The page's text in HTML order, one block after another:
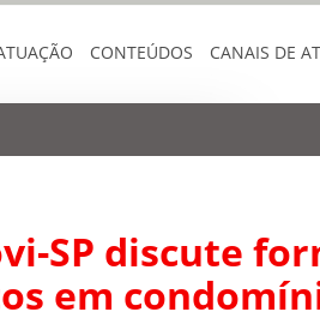
CONTEÚDOS CANAIS DE
SP discute
em